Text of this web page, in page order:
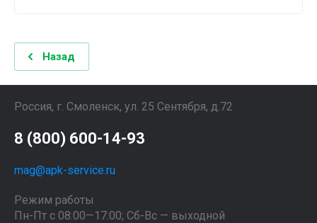
Назад
Россия, г. Смоленск, ул. 25 Сентября, д.72
8 (800) 600-14-93
mag@apk-service.ru
Режим работы
Пн-Пт с 08:00—17:00; Сб-Вс — выходной